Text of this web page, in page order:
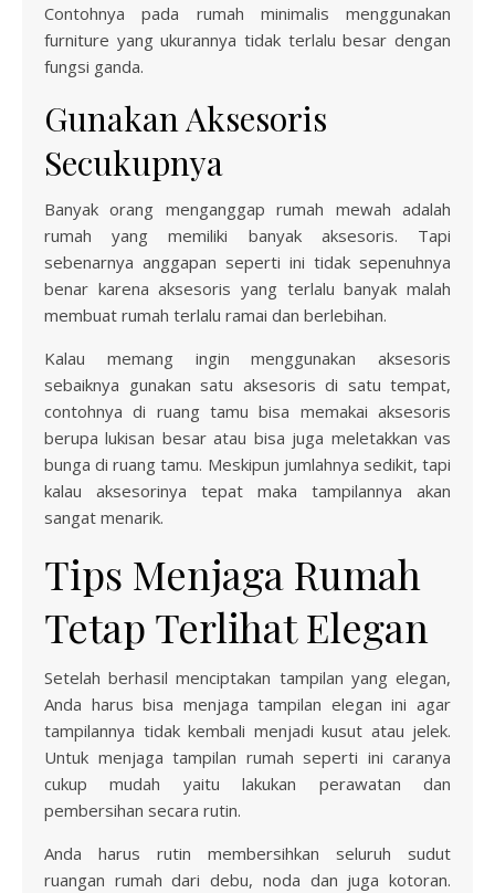
Contohnya pada rumah minimalis menggunakan
furniture yang ukurannya tidak terlalu besar dengan
fungsi ganda.
Gunakan Aksesoris
Secukupnya
Banyak orang menganggap rumah mewah adalah
rumah yang memiliki banyak aksesoris. Tapi
sebenarnya anggapan seperti ini tidak sepenuhnya
benar karena aksesoris yang terlalu banyak malah
membuat rumah terlalu ramai dan berlebihan.
Kalau memang ingin menggunakan aksesoris
sebaiknya gunakan satu aksesoris di satu tempat,
contohnya di ruang tamu bisa memakai aksesoris
berupa lukisan besar atau bisa juga meletakkan vas
bunga di ruang tamu. Meskipun jumlahnya sedikit, tapi
kalau aksesorinya tepat maka tampilannya akan
sangat menarik.
Tips Menjaga Rumah
Tetap Terlihat Elegan
Setelah berhasil menciptakan tampilan yang elegan,
Anda harus bisa menjaga tampilan elegan ini agar
tampilannya tidak kembali menjadi kusut atau jelek.
Untuk menjaga tampilan rumah seperti ini caranya
cukup mudah yaitu lakukan perawatan dan
pembersihan secara rutin.
Anda harus rutin membersihkan seluruh sudut
ruangan rumah dari debu, noda dan juga kotoran.